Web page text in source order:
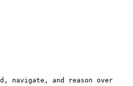
navigate, and reason over